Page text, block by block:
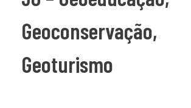
Geoconservação,
Geoturismo